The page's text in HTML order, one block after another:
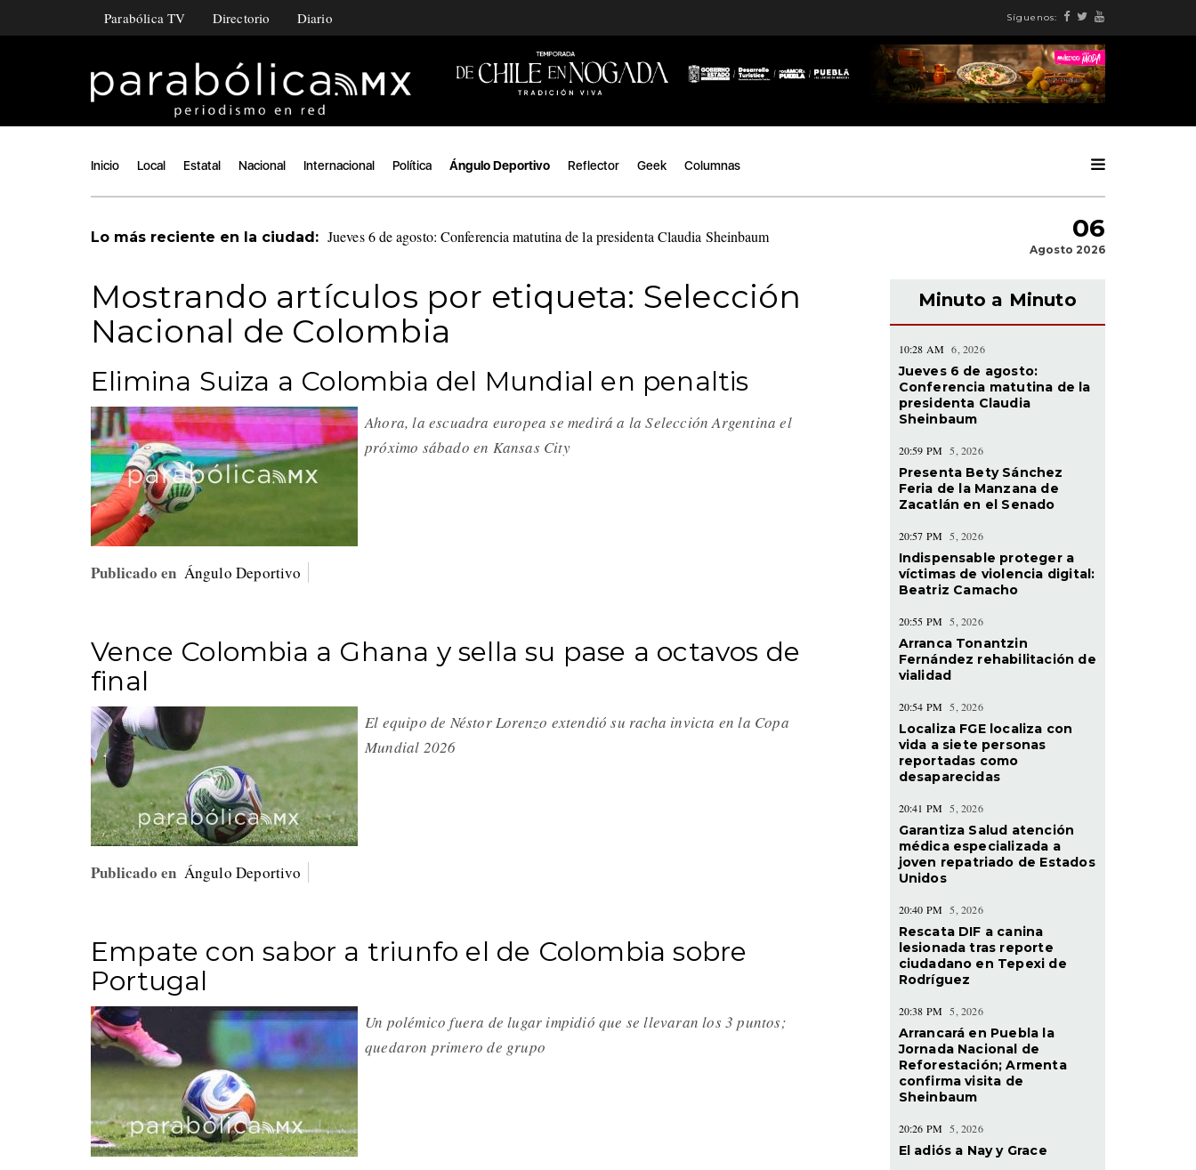
Parabólica TV Directorio Diario Síguenos:
Inicio Local Estatal Nacional Internacional Política Ángulo Deportivo Reflector Geek Columnas
Lo más reciente en la ciudad: Jueves 6 de agosto: Conferencia matutina de la presidenta Claudia Sheinbaum 06
Agosto 2026
Mostrando artículos por etiqueta: Selección
Nacional de Colombia
Elimina Suiza a Colombia del Mundial en penaltis
Ahora, la escuadra europea se medirá a la Selección Argentina el
próximo sábado en Kansas City
Publicado en Ángulo Deportivo
Vence Colombia a Ghana y sella su pase a octavos de
final
El equipo de Néstor Lorenzo extendió su racha invicta en la Copa
Mundial 2026
Publicado en Ángulo Deportivo
Empate con sabor a triunfo el de Colombia sobre
Portugal
Un polémico fuera de lugar impidió que se llevaran los 3 puntos;
quedaron primero de grupo
Minuto a Minuto
10:28 AM 6, 2026
Jueves 6 de agosto:
Conferencia matutina de la
presidenta Claudia
Sheinbaum
20:59 PM 5, 2026
Presenta Bety Sánchez
Feria de la Manzana de
Zacatlán en el Senado
20:57 PM 5, 2026
Indispensable proteger a
víctimas de violencia digital:
Beatriz Camacho
20:55 PM 5, 2026
Arranca Tonantzin
Fernández rehabilitación de
vialidad
20:54 PM 5, 2026
Localiza FGE localiza con
vida a siete personas
reportadas como
desaparecidas
20:41 PM 5, 2026
Garantiza Salud atención
médica especializada a
joven repatriado de Estados
Unidos
20:40 PM 5, 2026
Rescata DIF a canina
lesionada tras reporte
ciudadano en Tepexi de
Rodríguez
20:38 PM 5, 2026
Arrancará en Puebla la
Jornada Nacional de
Reforestación; Armenta
confirma visita de
Sheinbaum
20:26 PM 5, 2026
El adiós a Nay y Grace